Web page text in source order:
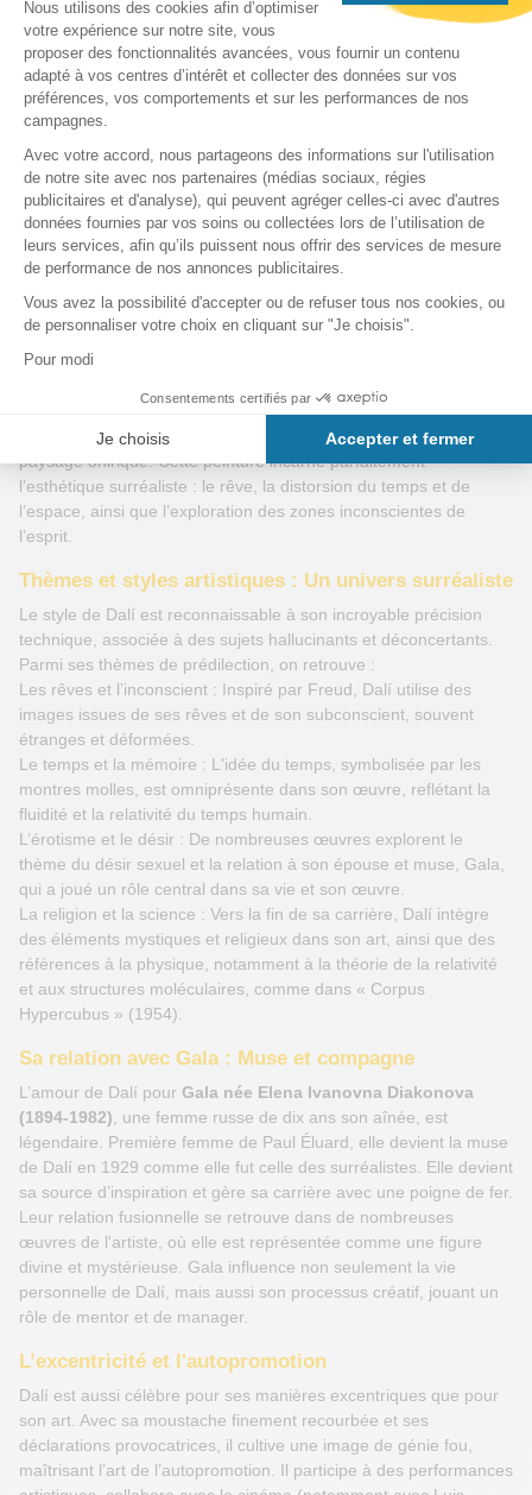
dessin. À l’âge de 17 ans, il entre à l’Académie des Beaux-Arts de
Madrid, où il se distingue par son style et son caractère non
conventionnel. Très influencé par les grands maîtres comme
Velázquez et Goya, il développe rapidement une technique
académique rigoureuse qu'il déconstruira dans ses œuvres
ultérieures.
Rencontre avec le surréalisme : La période
surréaliste
Dans les années 1920, Dalí s’installe à Paris et rejoint le
mouvement surréaliste, dirigé par André Breton. Ce courant
refoulés, influencé par les théories de Sigmund Freud.
Dalí, avec son imagination débordante et ses visions étranges,
s’impose rapidement comme l’un des artistes phares du
œuvres les plus emblématiques, comme « La Persistance de la
mémoire » (1931), célèbre pour ses montres molles et son
paysage onirique. Cette peinture incarne parfaitement
l’esthétique surréaliste : le rêve, la distorsion du temps et de
l’espace, ainsi que l’exploration des zones inconscientes de
l’esprit.
Thèmes et styles artistiques : Un univers surréaliste
Le style de Dalí est reconnaissable à son incroyable précision
technique, associée à des sujets hallucinants et déconcertants.
Parmi ses thèmes de prédilection, on retrouve :
Les rêves et l’inconscient : Inspiré par Freud, Dalí utilise des
images issues de ses rêves et de son subconscient, souvent
étranges et déformées.
Le temps et la mémoire : L'idée du temps, symbolisée par les
montres molles, est omniprésente dans son œuvre, reflétant la
fluidité et la relativité du temps humain.
L’érotisme et le désir : De nombreuses œuvres explorent le
thème du désir sexuel et la relation à son épouse et muse, Gala,
qui a joué un rôle central dans sa vie et son œuvre.
La religion et la science : Vers la fin de sa carrière, Dalí intègre
des éléments mystiques et religieux dans son art, ainsi que des
références à la physique, notamment à la théorie de la relativité
et aux structures moléculaires, comme dans « Corpus
Hypercubus » (1954).
Sa relation avec Gala : Muse et compagne
L’amour de Dalí pour Gala née Elena Ivanovna Diakonova
(1894-1982) , une femme russe de dix ans son aînée, est
légendaire. Première femme de Paul Éluard, elle devient la muse
de Dalí en 1929 comme elle fut celle des surréalistes. Elle devient
sa source d’inspiration et gère sa carrière avec une poigne de fer.
Leur relation fusionnelle se retrouve dans de nombreuses
œuvres de l'artiste, où elle est représentée comme une figure
divine et mystérieuse. Gala influence non seulement la vie
personnelle de Dalí, mais aussi son processus créatif, jouant un
rôle de mentor et de manager.
L’excentricité et l'autopromotion
Dalí est aussi célèbre pour ses manières excentriques que pour
son art. Avec sa moustache finement recourbée et ses
déclarations provocatrices, il cultive une image de génie fou,
maîtrisant l’art de l’autopromotion. Il participe à des performances